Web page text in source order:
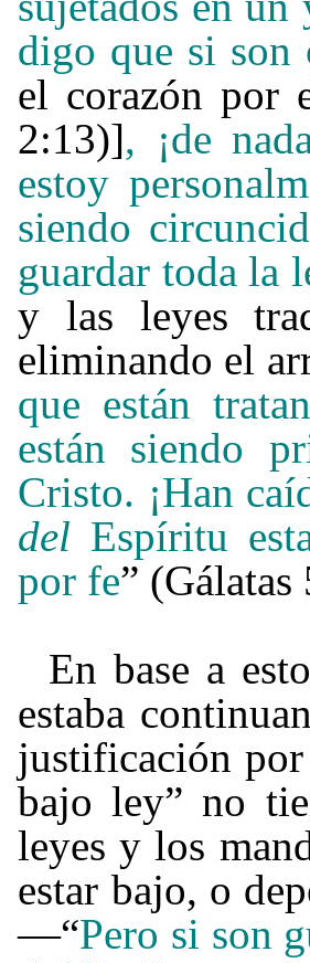
digo que si
el corazón por
2:13)], ¡de
estoy
siendo
guardar toda la
y las leyes
eliminando el
que están
están siendo
Cristo. ¡Han
del Espíritu
por fe” (Gálatas
En base a
estaba
justificación por
bajo ley” no
leyes y los
estar bajo, o
—“Pero si son